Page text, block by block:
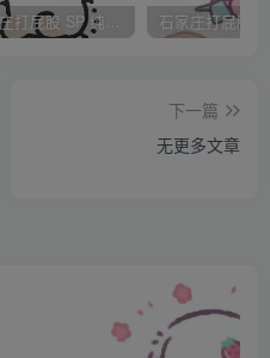
出暗红色，臀峰处酱紫色，
了两片黑丝臀尖部位。“张老
红了，我在努点力打上几十
黑紫黑紫的屁股，不管张柔
被打开了花，血布满了整个
。染红了整个臀部及大腿的
石家庄打屁股 SP 纯实践
下一篇
无更多文章